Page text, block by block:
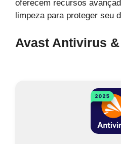
oferecem recursos
limpeza para proteger seu
Avast Antivirus